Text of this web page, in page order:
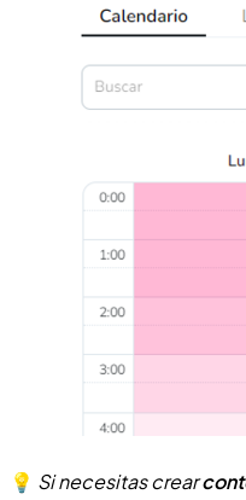
💡 Si necesitas crear